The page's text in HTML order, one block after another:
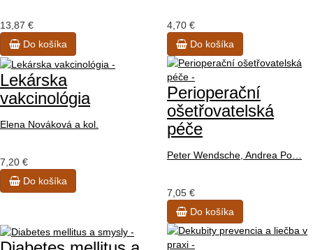
13,87 €
Do košíka
4,70 €
Do košíka
Lekárska
vakcinológia
Elena Nováková a kol.
7,20 €
Do košíka
Perioperační
ošetřovatelská
péče
Peter Wendsche, Andrea Po…
7,05 €
Do košíka